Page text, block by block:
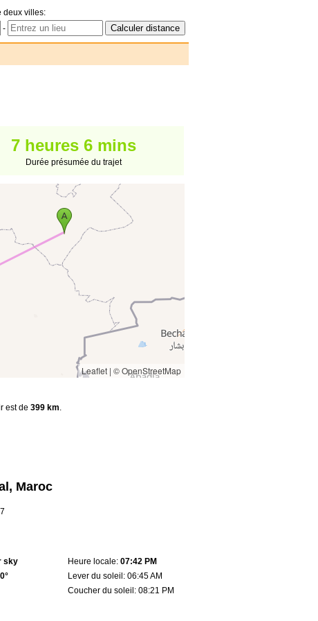
deux villes:
-
7 heures 6 mins
Durée présumée du trajet
Leaflet | © OpenStreetMap
est de 399 km.
Maroc
sky
Heure locale: 07:42 PM
Lever du soleil: 06:45 AM
Coucher du soleil: 08:21 PM